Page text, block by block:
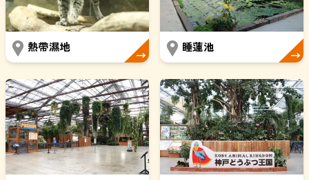
熱帶濕地 睡蓮池